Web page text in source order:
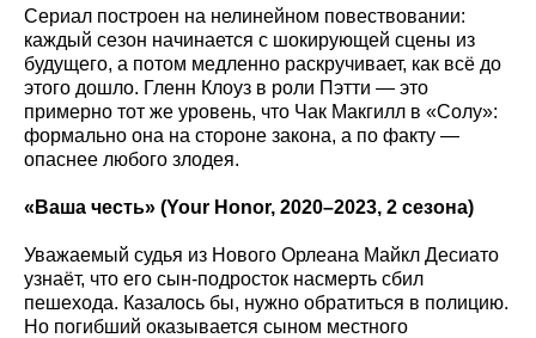
Сериал построен на нелинейном повествовании:
каждый сезон начинается с шокирующей сцены из
будущего, а потом медленно раскручивает, как всё до
этого дошло. Гленн Клоуз в роли Пэтти — это
примерно тот же уровень, что Чак Макгилл в «Солу»:
формально она на стороне закона, а по факту —
опаснее любого злодея.
«Ваша честь» (Your Honor, 2020–2023, 2 сезона)
Уважаемый судья из Нового Орлеана Майкл Десиато
узнаёт, что его сын-подросток насмерть сбил
пешехода. Казалось бы, нужно обратиться в полицию.
Но погибший оказывается сыном местного